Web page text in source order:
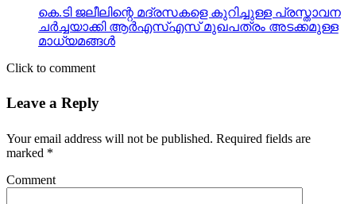
കെ.ടി ജലീലിന്റെ മദ്രസകളെ കുറിച്ചുള്ള പ്രസ്താവന
ചർച്ചയാക്കി ആർഎസ്എസ് മുഖപത്രം അടക്കമുള്ള
മാധ്യമങ്ങൾ
Click to comment
Leave a Reply
Your email address will not be published. Required fields are
marked *
Comment